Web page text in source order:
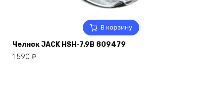
В корзину
Челнок JACK HSH-7.9B 809479
1 590 ₽